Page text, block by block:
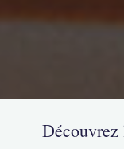
Découvrez